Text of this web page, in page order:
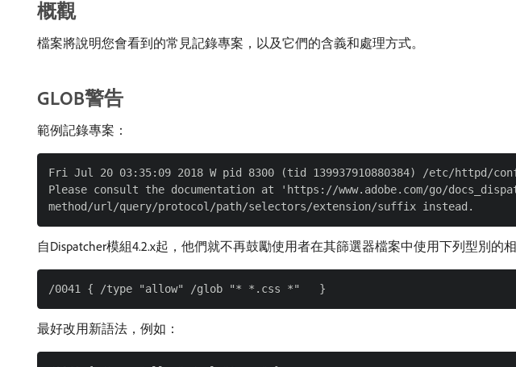
概觀
檔案將說明您會看到的常見記錄專案，以及它們的含義和處理方式。
GLOB警告
範例記錄專案：
Fri Jul 20 03:35:09 2018 W pid 8300 (tid 139937910880384) /etc/
Please consult the documentation at 'https://www.adobe.com/go/
自Dispatcher模組4.2.x起，他們就不再鼓勵使用者在其篩選器檔案中使用下列型別的
最好改用新語法，例如：